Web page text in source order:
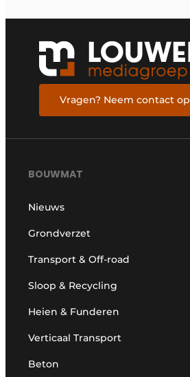
Vragen? Neem contact op
BOUWMAT
Nieuws
Grondverzet
Transport & Off-road
Sloop & Recycling
Heien & Funderen
Verticaal Transport
Beton